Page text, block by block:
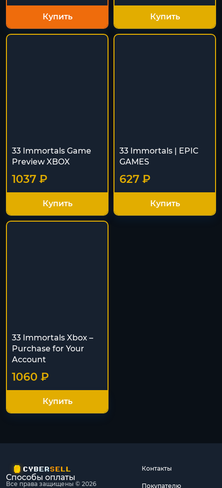
Купить Купить
33 Immortals Game
Preview XBOX
1037 ₽
Купить
33 Immortals | EPIC
GAMES
627 ₽
Купить
33 Immortals Xbox –
Purchase for Your
Account
1060 ₽
Купить
Все права защищены © 2026
Контакты
Покупателю
Способы оплаты